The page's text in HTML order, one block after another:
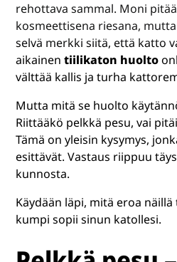
rehottava sammal. Moni
kosmeettisena riesana,
selvä merkki siitä, että katto
aikainentiilikaton huolto
välttää kallis ja turha
Mutta mitä se huolto
Riittääkö pelkkä pesu, vai
Tämä on yleisin kysymys,
esittävät. Vastaus riippuu
kunnosta.
Käydään läpi, mitä eroa
kumpi sopii sinun katollesi.